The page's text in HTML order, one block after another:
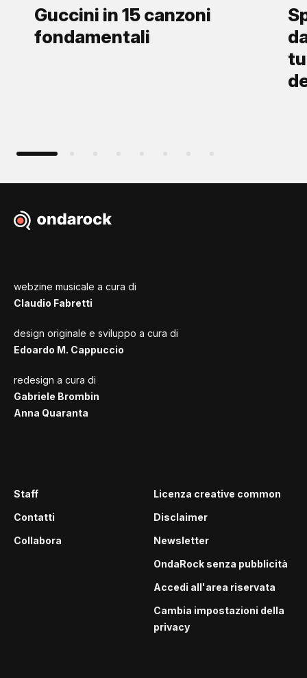
Guccini in 15 canzoni
fondamentali
webzine musicale a cura di
Claudio Fabretti
design originale e sviluppo a cura di
Edoardo M. Cappuccio
redesign a cura di
Gabriele Brombin
Anna Quaranta
Staff
Contatti
Collabora
Licenza creative common
Disclaimer
Newsletter
OndaRock senza pubblicità
Accedi all'area riservata
Cambia impostazioni della
privacy